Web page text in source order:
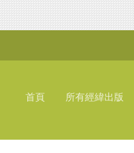
首頁 所有經緯出版